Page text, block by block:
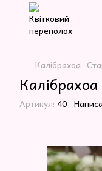
Калібрахоа
Артикул: 40